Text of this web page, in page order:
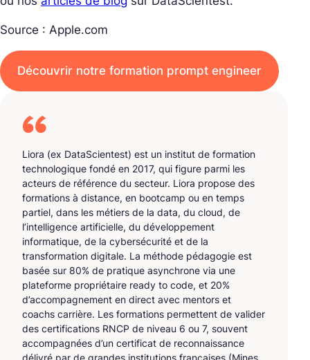
Source : Apple.com
Découvrir notre formation prompt engineer
Liora (ex DataScientest) est un institut de formation
technologique fondé en 2017, qui figure parmi les
acteurs de référence du secteur. Liora propose des
formations à distance, en bootcamp ou en temps
partiel, dans les métiers de la data, du cloud, de
l’intelligence artificielle, du développement
informatique, de la cybersécurité et de la
transformation digitale. La méthode pédagogie est
basée sur 80% de pratique asynchrone via une
plateforme propriétaire ready to code, et 20%
d’accompagnement en direct avec mentors et
coachs carrière. Les formations permettent de valider
des certifications RNCP de niveau 6 ou 7, souvent
accompagnées d’un certificat de reconnaissance